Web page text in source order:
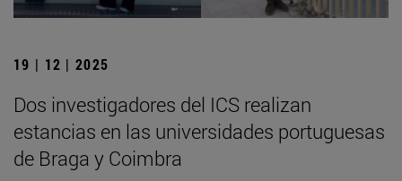
19 | 12 | 2025
Dos investigadores del ICS realizan
estancias en las universidades portuguesas
de Braga y Coimbra